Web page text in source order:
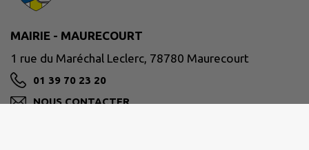
MAIRIE - MAURECOURT
1 rue du Maréchal Leclerc, 78780 Maurecourt
01 39 70 23 20
NOUS CONTACTER